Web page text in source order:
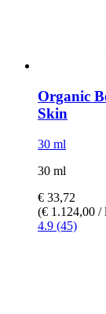
Organic
Skin
30 ml
30 ml
€ 33,72
(€ 1.124,00 /
4.9 (45)